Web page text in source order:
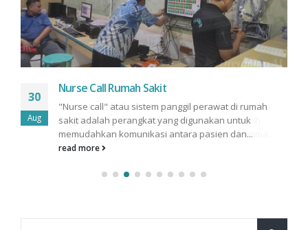
30
Aug
Nurse Call Rumah Sakit
"Nurse call" atau sistem panggil perawat di rumah
sakit adalah perangkat yang digunakan untuk
memudahkan komunikasi antara pasien dan...
read more